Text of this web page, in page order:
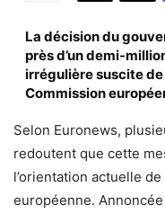
La décision du
près d’un demi-
irrégulière suscite
Commission
Selon Euronews,
redoutent que cette
l’orientation actuelle
européenne.